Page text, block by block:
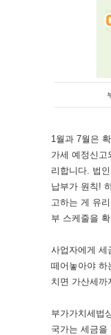
1월과 7월은
가세 예정신고
리합니다. 법
납부가 원칙!
고하는 게 유
부 스케줄을 확
사업자에게 세
떼어놓아야 하
치면 가산세까
부가가치세법
국가는 세금을